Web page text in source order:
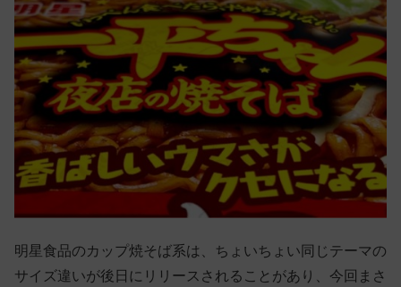
明星食品のカップ焼そば系は、ちょいちょい同じテーマの
サイズ違いが後日にリリースされることがあり、今回まさ